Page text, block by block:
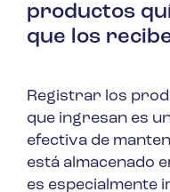
productos
que los
Registrar los
que ingresan es
efectiva de
está almacenado
es especialmente